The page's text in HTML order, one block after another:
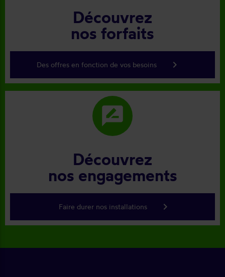
Découvrez
nos forfaits
Des offres en fonction de vos besoins keyboard_arrow_right
rate_review
Découvrez
nos engagements
Faire durer nos installations keyboard_arrow_right